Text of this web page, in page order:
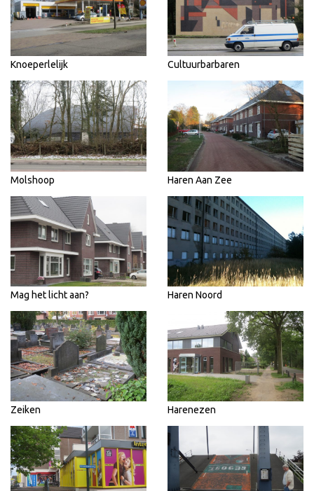
Knoeperlelijk Cultuurbarbaren
Molshoop Haren Aan Zee
Mag het licht aan? Haren Noord
Zeiken Harenezen